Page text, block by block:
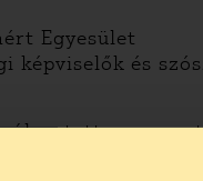
Egyesület
képviselők és
és a júniusi első